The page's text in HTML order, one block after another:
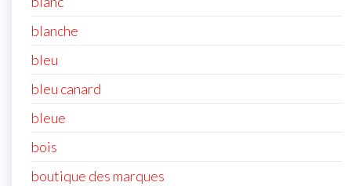
blanche
bleu
bleu canard
bleue
bois
boutique des marques